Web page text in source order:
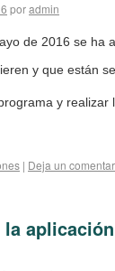
poradmin
de 2016 se ha
y que están
y realizar
| Deja un